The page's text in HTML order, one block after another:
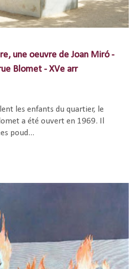
une oeuvre de Joan Miró -
Blomet - XVe arr
les enfants du quartier, le
a été ouvert en 1969. Il
poud...